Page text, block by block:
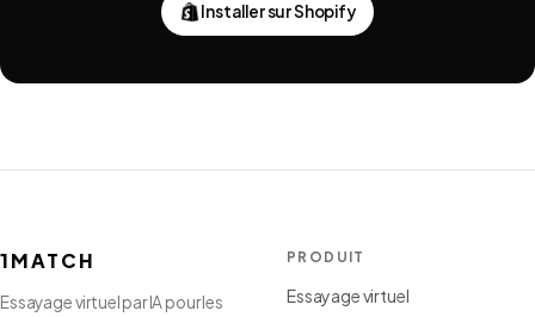
Installer sur Shopify
1MATCH
Essayage virtuel par IA pour les
PRODUIT
Essayage virtuel